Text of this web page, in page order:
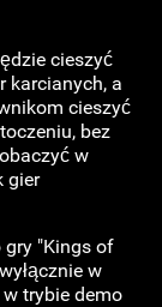
cieszyć
karcianych, a
cieszyć
bez
w
gier
gry "Kings of
w
trybie demo